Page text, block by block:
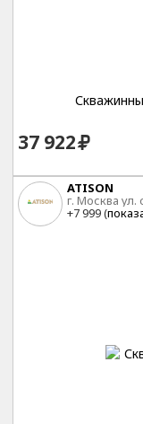
37 922
ATISON
г. Москва ул.
+7 999 (